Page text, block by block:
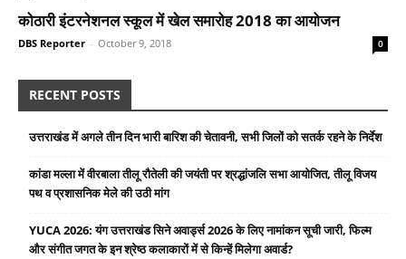
कोठारी इंटरनेशनल स्कूल में खेल समारोह 2018 का आयोजन
DBS Reporter - October 9, 2018 0
RECENT POSTS
उत्तराखंड में अगले तीन दिन भारी बारिश की चेतावनी, सभी जिलों को सतर्क रहने के निर्देश
कांडा मल्ला में वीरबाला तीलू रौतेली की जयंती पर श्रद्धांजलि सभा आयोजित, तीलू विजय
पथ व प्रशासनिक मेले की उठी मांग
YUCA 2026: यंग उत्तराखंड सिने अवार्ड्स 2026 के लिए नामांकन सूची जारी, फिल्म
और संगीत जगत के इन श्रेष्ठ कलाकारों में से किन्हें मिलेगा अवार्ड?